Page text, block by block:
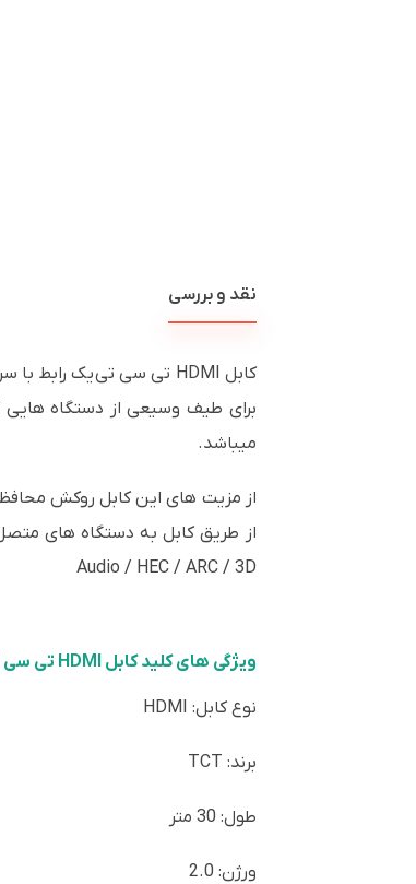
نقد و بررسی
کابل HDMI تی سی تی یک رابط با سرعت انتقال و کیفیت ساخت بالاست که قابلیت پخش تصاویر سه بُعدی و پشتیبانی از وضوح تصویر 4K را دارد، این
میباشد.
از مزیت های این کابل روکش
Audio / HEC / ARC / 3D
ویژگی های کلید کابل HDMI تی سی تی 30 متری
نوع کابل: HDMI
برند: TCT
طول: 30 متر
ورژن: 2.0